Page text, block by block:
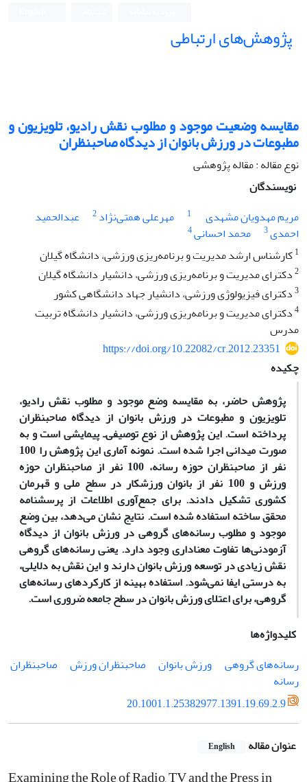
پژوهش‌های ارتباطی
مقایسه وضعیت موجود و مطلوب نقش رادیو، تلویزیون و
مطبوعات در ورزش بانوان از دیدگاه صاحبنظران
نوع مقاله : مقاله پژوهشی
نویسندگان
مریم مهدویان مشهدی
1 مهرعلی همتی‌نژاد2
عبدالحمید
احمدی3 محمد احسانی4
1کارشناس ارشد مدیریت و برنامه‌ریزی ورزشی، دانشگاه گیلان
2دکترای مدیریت و برنامه‌ریزی ورزشی، دانشیار دانشگاه گیلان
3دکترای فیزیولوژی ورزشی، دانشیار جهاد دانشگاهی کشور
4دکترای مدیریت و برنامه‌ریزی ورزشی، دانشیار دانشگاه تربیت
مدرس
https://doi.org/10.22082/cr.2012.23351
چکیده
پژوهش حاضر، به مقایسه وضع موجود و مطلوب نقش رادیو،
تلویزیون و مطبوعات در ورزش بانوان از دیدگاه صاحبنظران
پرداخته است. این پژوهش از نوع توصیفی‌ـ پیمایشی است و به
صورت میدانی اجرا شده است. نمونه آماری این پژوهش را 100
نفر از صاحبنظران حوزه رسانه، 100 نفر از صاحبنظران حوزه
ورزش و 100 نفر از بانوان ورزشکار در سطح ملی و قهرمان
کشوری تشکیل دادند. برای جمع‌آوری اطلاعات از پرسشنامه
محقق ساخته استفاده شده است. نتایج نشان می‌دهد، بین وضع
موجود و مطلوب رسانه‌های گروهی در ورزش بانوان از دیدگاه
آزمودنی‌ها تفاوت معنا‌داری وجود دارد. یعنی رسانه‌های گروهی
نقش زیادی در توسعه ورزش بانوان دارند و این نقش به دلایلی،
به درستی ایفا نمی‌شود. استفاده بهینه از کارکرد‌های رسانه‌های
گروهی، برای اعتلای ورزش بانوان در سطح جامعه ضروری است.
کلیدواژه‌ها
رسانه‌های گروهی
ورزش بانوان صاحبنظران ورزش
صاحبنظران
رسانه
20.1001.1.25382977.1391.19.69.2.9
عنوان مقاله English